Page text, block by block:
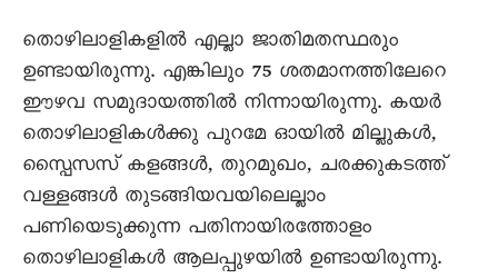
തൊഴിലാളികളിൽ എല്ലാ ജാതിമതസ്ഥരും
ഉണ്ടായിരുന്നു. എങ്കിലും 75 ശതമാനത്തിലേറെ
ഈഴവ സമുദായത്തിൽ നിന്നായിരുന്നു. കയർ
തൊഴിലാളികൾക്കു പുറമേ ഓയിൽ മില്ലുകൾ,
സ്പൈസസ് കളങ്ങൾ, തുറമുഖം, ചരക്കുകടത്ത്
വള്ളങ്ങൾ തുടങ്ങിയവയിലെല്ലാം
പണിയെടുക്കുന്ന പതിനായിരത്തോളം
തൊഴിലാളികൾ ആലപ്പുഴയിൽ ഉണ്ടായിരുന്നു.